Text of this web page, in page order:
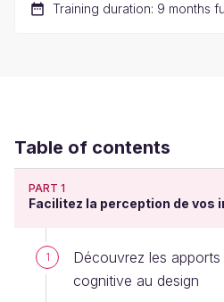
Training duration: 9 months
Table of contents
PART 1
Facilitez la perception de vos
1
Découvrez les
cognitive au design